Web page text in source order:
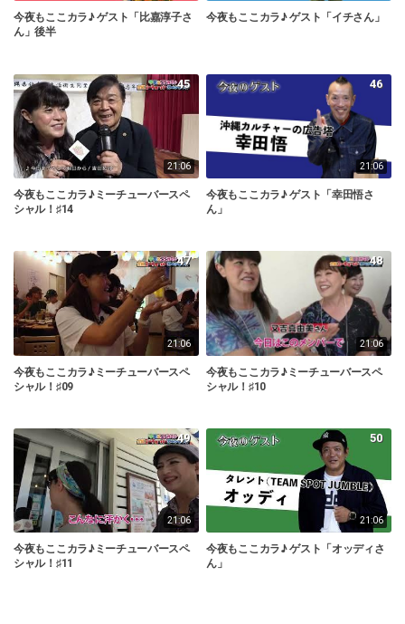
今夜もここカラ♪ ゲスト「比嘉淳子さ
ん」後半
今夜もここカラ♪ ゲスト「イチさん」
21:06
45
今夜もここカラ♪ミーチューバースペ
シャル！♯14
21:06
46
今夜もここカラ♪ ゲスト「幸田悟さ
ん」
21:06
47
今夜もここカラ♪ミーチューバースペ
シャル！♯09
21:06
48
今夜もここカラ♪ミーチューバースペ
シャル！♯10
21:06
49
今夜もここカラ♪ミーチューバースペ
シャル！♯11
21:06
50
今夜もここカラ♪ ゲスト「オッディさ
ん」